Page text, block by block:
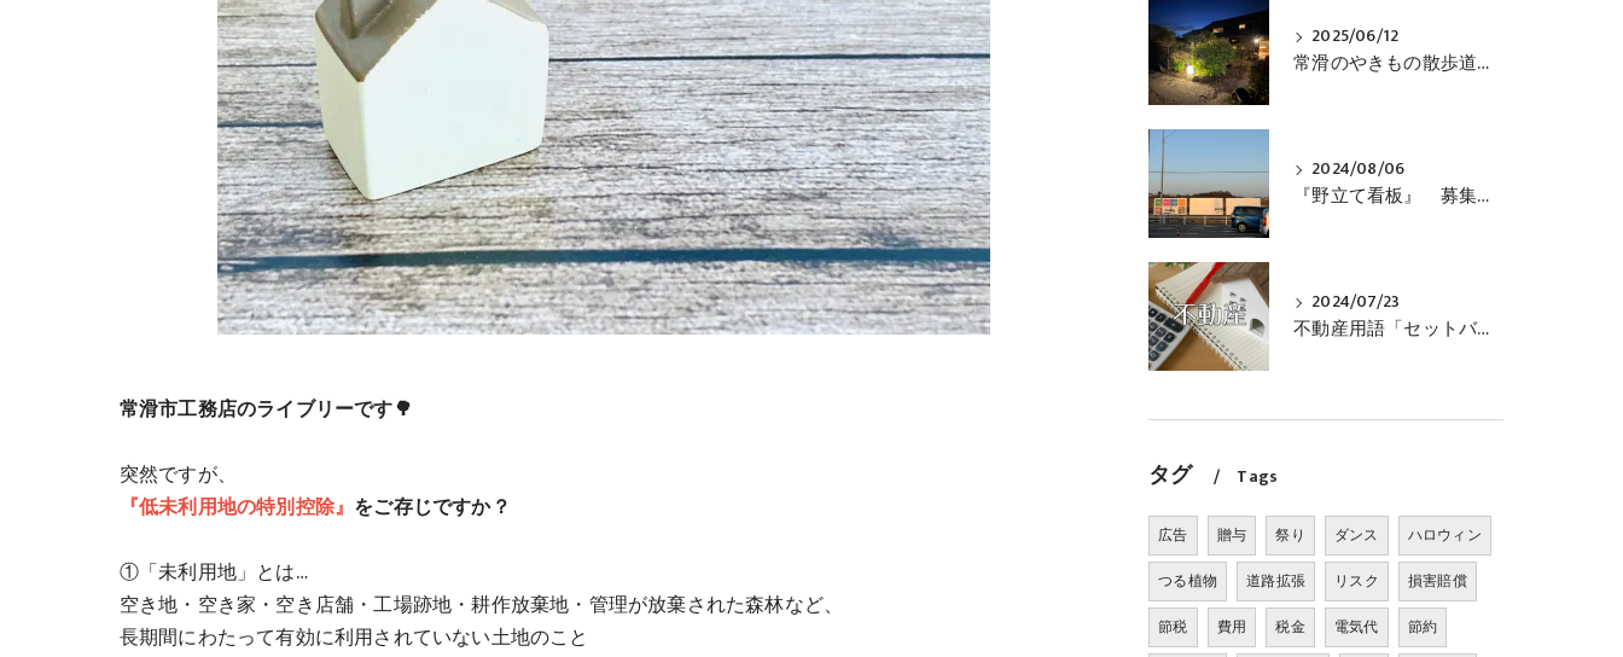
常滑市工務店のライブリーです🌳
突然ですが、
『低未利用地の特別控除』 をご存じですか？
①「未利用地」とは…
空き地・空き家・空き店舗・工場跡地・耕作放棄地・管理が放棄された森林など、
長期間にわたって有効に利用されていない土地のこと
2025/06/12
常滑のやきもの散歩道内に、「民泊ＲＯＫＵ」が完成しました
2024/08/06
『野立て看板』 募集しています！
2024/07/23
不動産用語「セットバック」とは？
タグ Tags
広告 贈与 祭り ダンス
ハロウィン
つる植物
道路拡張 リスク
損害賠償
節税
費用 税金 電気代
節約